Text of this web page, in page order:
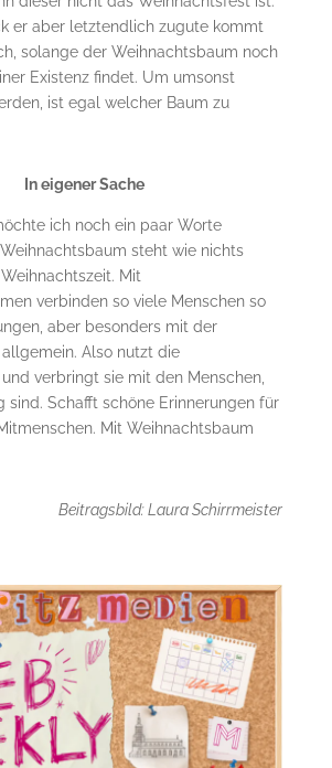
er aber letztendlich zugute kommt
solange der Weihnachtsbaum noch
Existenz findet. Um umsonst
ist egal welcher Baum zu
In eigener Sache
ich noch ein paar Worte
steht wie nichts
Mit
verbinden so viele Menschen so
aber besonders mit der
Also nutzt die
verbringt sie mit den Menschen,
sind. Schafft schöne Erinnerungen für
Mit Weihnachtsbaum
Beitragsbild: Laura Schirrmeister